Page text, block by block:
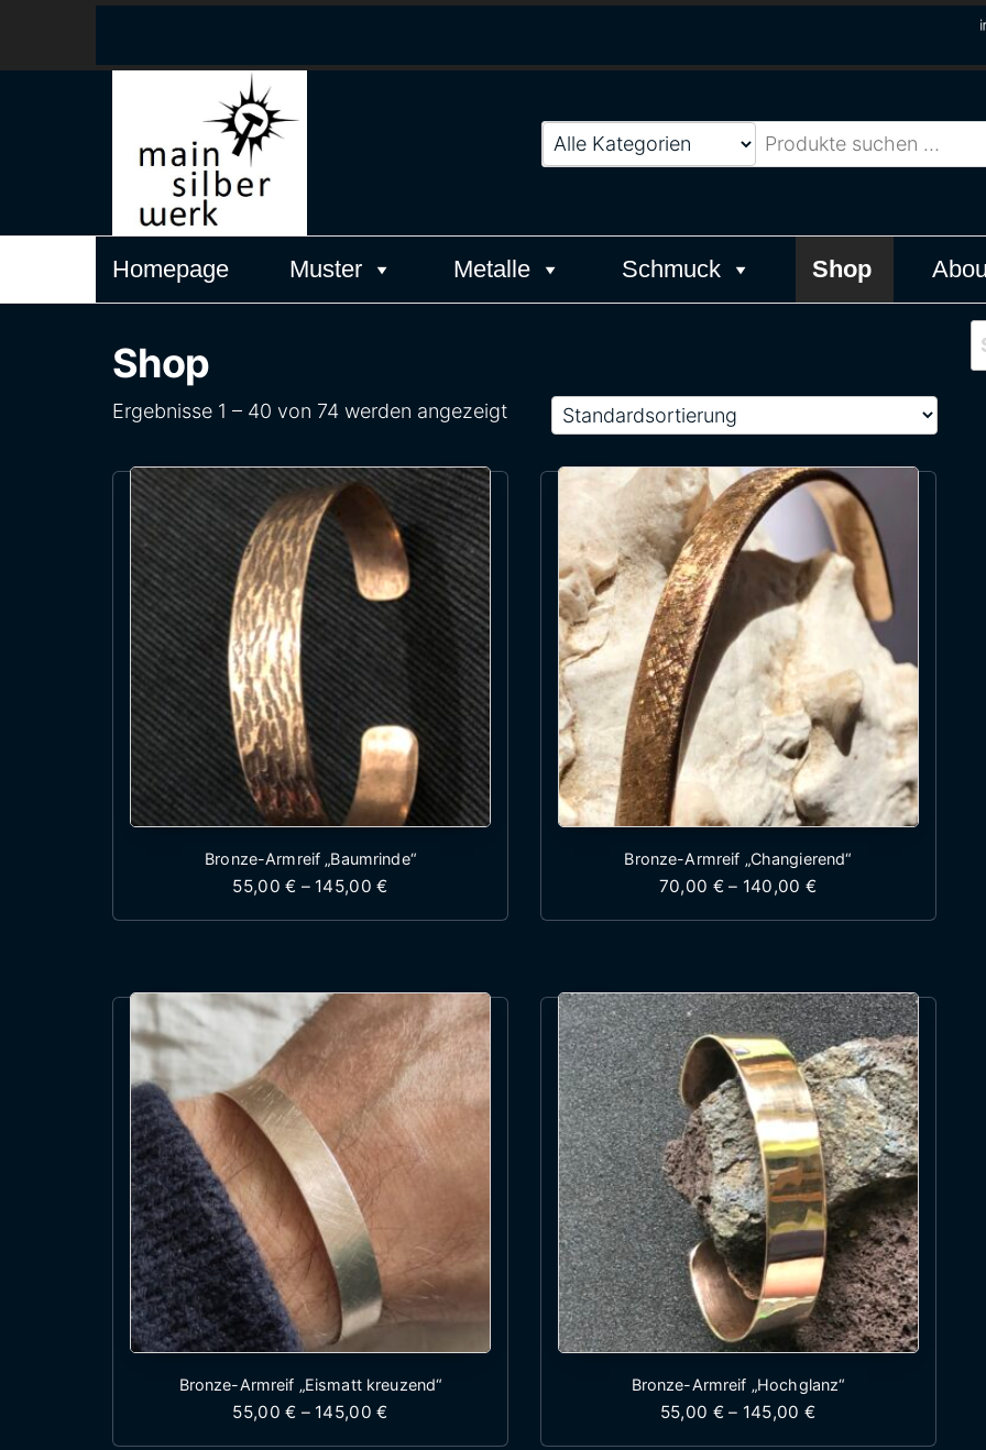
Homepage Muster Metalle Schmuck Shop
Shop
Ergebnisse 1 – 40 von 74 werden angezeigt
Bronze-Armreif „Baumrinde“
55,00€ – 145,00€ Preisspanne: 55,00 € bis 145,00 €
Dieses Produkt weist mehrere Varianten auf. Die Optionen können auf
Bronze-Armreif „Changierend“
70,00 € – 140,00 €
Dieses Produkt weist
Bronze-Armreif „Eismatt kreuzend“
55,00€ – 145,00€ Preisspanne: 55,00 € bis 145,00 €
Dieses Produkt weist mehrere Varianten auf. Die Optionen können auf
Bronze-Armreif „Hochglanz“
55,00 € – 145,00 €
Dieses Produkt weist